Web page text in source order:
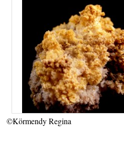
©Körmendy Regina